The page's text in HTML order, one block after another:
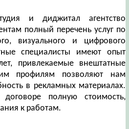
и диджитал агентство
полный перечень услуг по
визуального и цифрового
специалисты имеют опыт
привлекаемые внештатные
профилям позволяют нам
в рекламных материалах.
полную стоимость,
к работам.